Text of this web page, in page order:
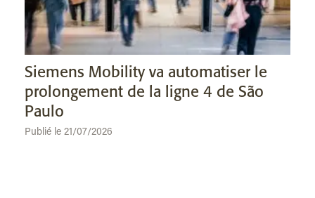
Siemens Mobility va automatiser le
prolongement de la ligne 4 de São
Paulo
Publié le 21/07/2026